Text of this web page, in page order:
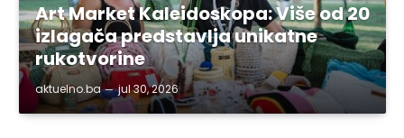
Art Market Kaleidoskopa: Više od 20
izlagača predstavlja unikatne
rukotvorine
aktuelno.ba jul 30, 2026